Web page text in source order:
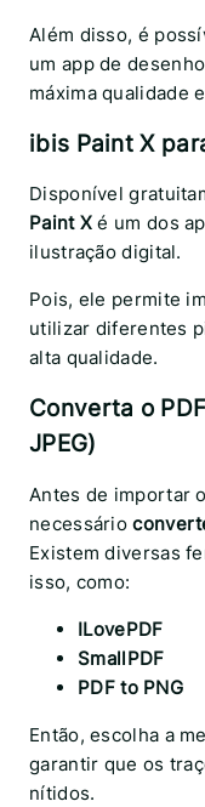
Além disso, é
um app de
máxima qualidade
ibis Paint X
Disponível
Paint X é um dos
ilustração digital.
Pois, ele permite
utilizar diferentes
alta qualidade.
Converta o
JPEG)
Antes de importar
necessário
Existem diversas
isso, como:
ILovePDF
SmallPDF
PDF to PNG
Então, escolha a
garantir que os
nítidos.